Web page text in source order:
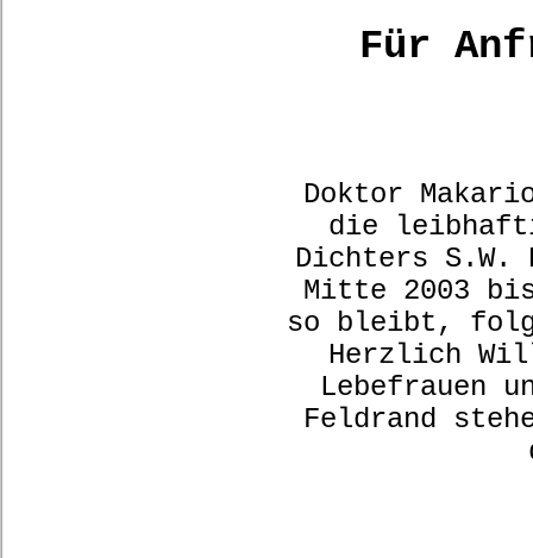
Für An
Doktor
die
Dichters
Mitte 2003
so bleibt,
Herzlich
Lebefrauen
Feldrand